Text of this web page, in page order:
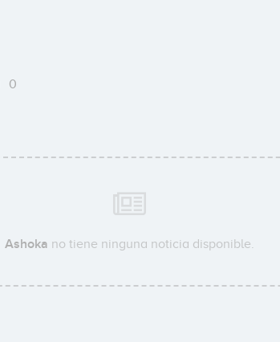
0
Ashoka no tiene ninguna noticia disponible.